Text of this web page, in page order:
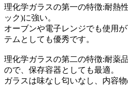
理化学ガラスの第一の特徴:耐熱
ック)に強い。
オーブンや電子レンジでも使用
テムとしても優秀です。
理化学ガラスの第二の特徴:耐薬
ので、保存容器としても最適。
ガラスは味なし匂いなし、内容